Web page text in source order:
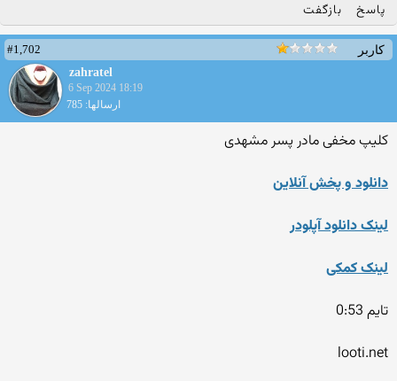
پاسخ بازگفت
کاربر
#1,702
zahratel
6 Sep 2024 18:19
ارسالها: 785
کلیپ مخفی مادر پسر مشهدی
دانلود و پخش آنلاین
لینک دانلود آپلودر
لینک کمکی
تایم 0:53
looti.net